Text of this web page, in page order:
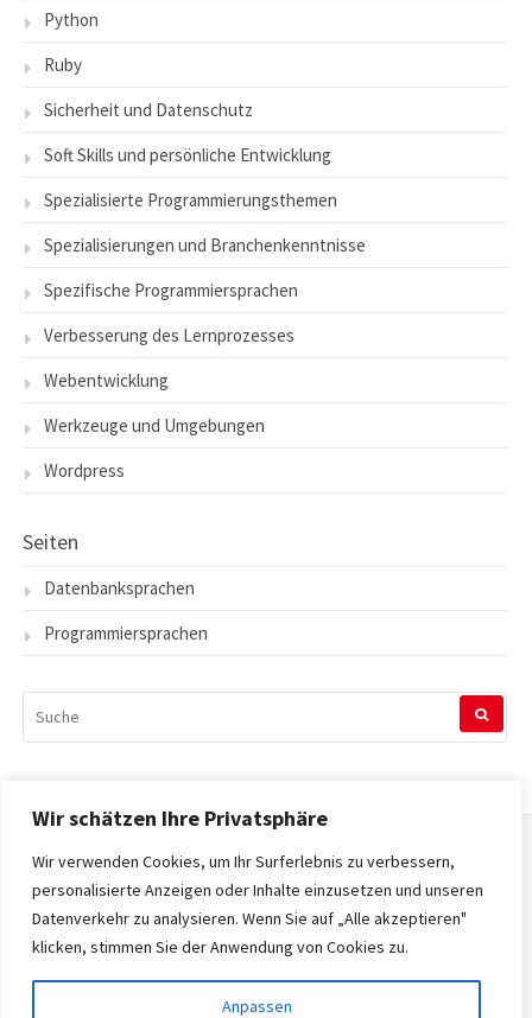
Wir schätzen Ihre Privatsphäre
Wir verwenden Cookies, um Ihr Surferlebnis zu verbessern,
personalisierte Anzeigen oder Inhalte einzusetzen und unseren
Datenverkehr zu analysieren. Wenn Sie auf „Alle akzeptieren"
klicken, stimmen Sie der Anwendung von Cookies zu.
Anpassen
Python
Ruby
Sicherheit und Datenschutz
Soft Skills und persönliche Entwicklung
Spezialisierte Programmierungsthemen
Spezialisierungen und Branchenkenntnisse
Spezifische Programmiersprachen
Verbesserung des Lernprozesses
Webentwicklung
Werkzeuge und Umgebungen
Wordpress
Seiten
Datenbanksprachen
Programmiersprachen
NACH:
Startseite
Datenschutzerklärung